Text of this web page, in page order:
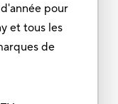
pour
et tous les
de